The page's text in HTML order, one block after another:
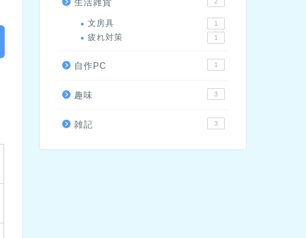
生活雑貨
文房具 1
疲れ対策 1
自作PC 1
趣味 3
雑記 3